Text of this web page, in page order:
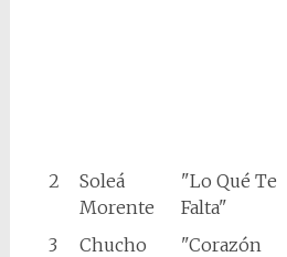
2
Soleá
Morente
"Lo Qué Te
Falta"
3
Chucho
"Corazón